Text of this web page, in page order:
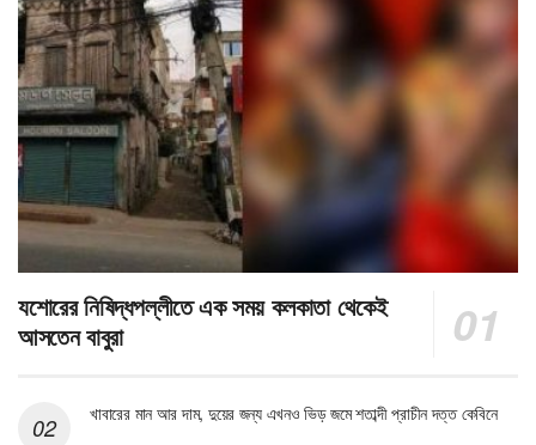
যশোরের নিষিদ্ধপল্লীতে এক সময় কলকাতা থেকেই
আসতেন বাবুরা
খাবারের মান আর দাম, দুয়ের জন্য এখনও ভিড় জমে শতাব্দী প্রাচীন দত্ত কেবিনে